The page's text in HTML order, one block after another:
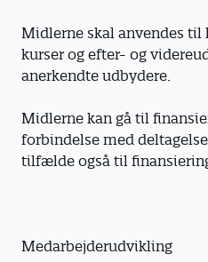
Midlerne skal anvendes til
kurser og efter- og
anerkendte udbydere.
Midlerne kan gå til
forbindelse med
tilfælde også til
Medarbejderudvikling